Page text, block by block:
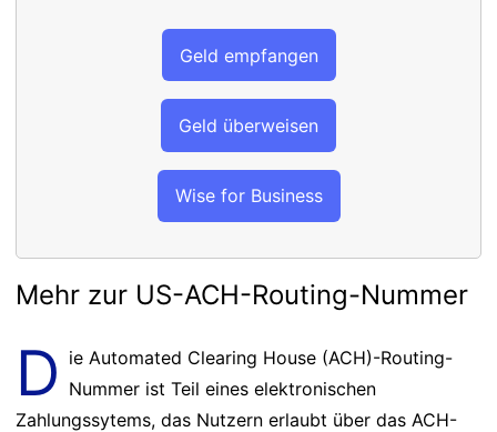
Geld empfangen
Geld überweisen
Wise for Business
Mehr zur US-ACH-Routing-Nummer
D ie Automated Clearing House (ACH)-Routing-
Nummer ist Teil eines elektronischen
Zahlungssytems, das Nutzern erlaubt über das ACH-